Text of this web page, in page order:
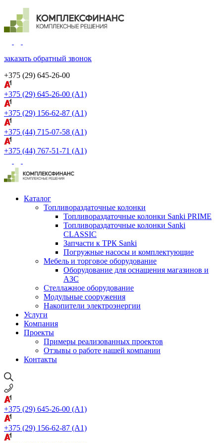
заказать обратный звонок
+375 (29) 645-26-00
+375 (29) 645-26-00 (A1)
+375 (29) 156-62-87 (A1)
+375 (44) 715-07-58 (A1)
+375 (44) 767-51-71 (A1)
Каталог
Топливораздаточные колонки
Топливораздаточные колонки Sanki PRIME
Топливораздаточные колонки Sanki
CLASSIC
Запчасти к ТРК Sanki
Погружные насосы и комплектующие
Мебель и торговое оборудование
Оборудование для оснащения магазинов и
АЗС
Стеллажное оборудование
Модульные сооружения
Накопители электроэнергии
Услуги
Компания
Проекты
Примеры реализованных проектов
Отзывы о работе нашей компании
Контакты
+375 (29) 645-26-00 (A1)
+375 (29) 156-62-87 (A1)